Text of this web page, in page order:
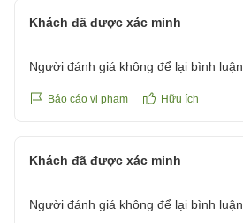
Khách đã được xác minh
Người đánh giá không để lại bình luận.
Báo cáo vi phạm Hữu ích
Khách đã được xác minh
Người đánh giá không để lại bình luận.